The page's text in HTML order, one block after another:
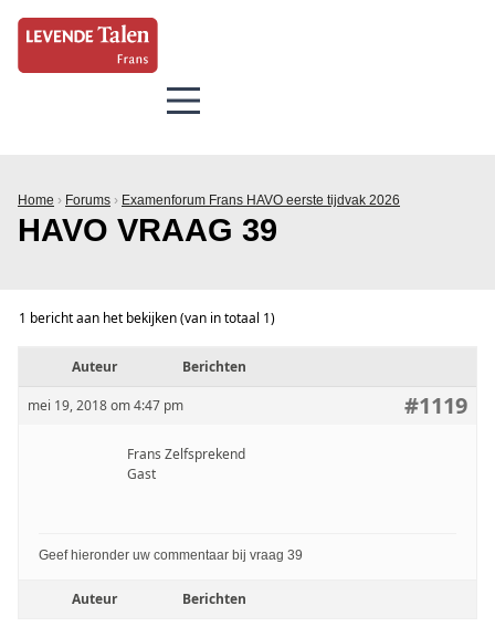
Home › Forums › Examenforum Frans HAVO eerste tijdvak 2026
HAVO VRAAG 39
1 bericht aan het bekijken (van in totaal 1)
Auteur Berichten
mei 19, 2018 om 4:47 pm #1119
Frans Zelfsprekend
Gast
Geef hieronder uw commentaar bij vraag 39
Auteur Berichten